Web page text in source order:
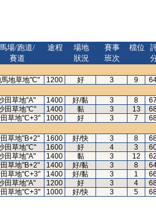
馬場/跑道/
賽道
途程
場地
狀況
賽事
班次
檔位
馬地草地"C" 1200 好 3 9
田草地"A" 1400 好/黏 3 8
田草地"C" 1400 黏 3 13
草地"C+3" 1000 好 3 7
草地"B+2" 1600 好/快 3 8
田草地"C" 1600 好 4 3
田草地"A" 1400 黏 3 12
草地"B+2" 1400 好/黏 3 8
草地"C+3" 1400 好/黏 3 1
田草地"A" 1200 好 3 4
草地"C+3" 1000 好/快 3 5